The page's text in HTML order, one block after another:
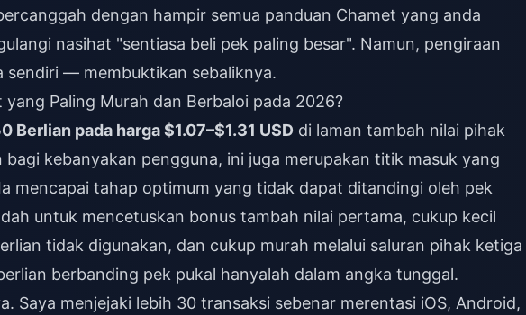
dengan hampir semua panduan Chamet yang anda
nasihat "sentiasa beli pek paling besar". Namun, pengiraan
— membuktikan sebaliknya.
yang Paling Murah dan Berbaloi pada 2026?
Berlian pada harga $1.07–$1.31 USD di laman tambah nilai pihak
kebanyakan pengguna, ini juga merupakan titik masuk yang
mencapai tahap optimum yang tidak dapat ditandingi oleh pek
untuk mencetuskan bonus tambah nilai pertama, cukup kecil
tidak digunakan, dan cukup murah melalui saluran pihak ketiga
berbanding pek pukal hanyalah dalam angka tunggal.
Saya menjejaki lebih 30 transaksi sebenar merentasi iOS, Android,